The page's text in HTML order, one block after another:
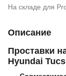
На складе для
Описание
Проставки
Hyundai